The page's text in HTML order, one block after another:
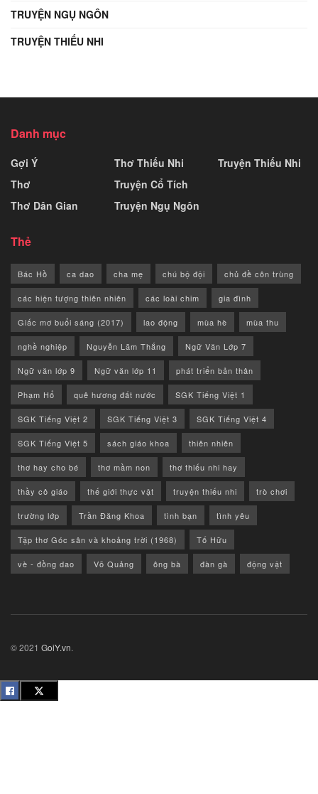
TRUYỆN NGỤ NGÔN
TRUYỆN THIẾU NHI
Danh mục
Gợi Ý
Thơ
Thơ Dân Gian
Thơ Thiếu Nhi
Truyện Cổ Tích
Truyện Ngụ Ngôn
Truyện Thiếu Nhi
Thẻ
Bác Hồ ca dao cha mẹ chú bộ đội chủ đề côn trùng
các hiện tượng thiên nhiên các loài chim gia đình
Giấc mơ buổi sáng (2017) lao động mùa hè mùa thu
nghề nghiệp Nguyễn Lãm Thắng Ngữ Văn Lớp 7
Ngữ văn lớp 9 Ngữ văn lớp 11 phát triển bản thân
Phạm Hổ quê hương đất nước SGK Tiếng Việt 1
SGK Tiếng Việt 2 SGK Tiếng Việt 3 SGK Tiếng Việt 4
SGK Tiếng Việt 5 sách giáo khoa thiên nhiên
thơ hay cho bé thơ mầm non thơ thiếu nhi hay
thầy cô giáo thế giới thực vật truyện thiếu nhi trò chơi
trường lớp Trần Đăng Khoa tình bạn tình yêu
Tập thơ Góc sân và khoảng trời (1968) Tố Hữu
vè - đồng dao Võ Quảng ông bà đàn gà động vật
© 2021 GoiY.vn.